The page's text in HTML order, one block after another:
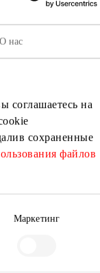
О нас
соглашаетесь на
сохраненные
файлов
Маркетинг